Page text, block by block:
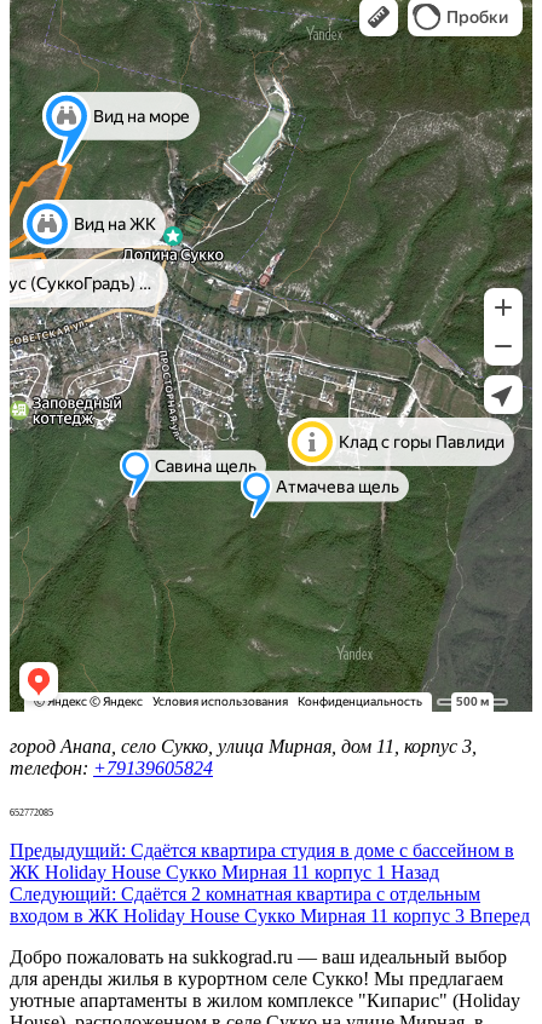
город Анапа, село Сукко, улица Мирная, дом 11, корпус 3,
телефон: +79139605824
652772085
Предыдущий: Сдаётся квартира студия в доме с бассейном в
ЖК Holiday House Сукко Мирная 11 корпус 1 Назад
Следующий: Сдаётся 2 комнатная квартира с отдельным
входом в ЖК Holiday House Сукко Мирная 11 корпус 3 Вперед
Добро пожаловать на sukkograd.ru — ваш идеальный выбор
для аренды жилья в курортном селе Сукко! Мы предлагаем
уютные апартаменты в жилом комплексе "Кипарис" (Holiday